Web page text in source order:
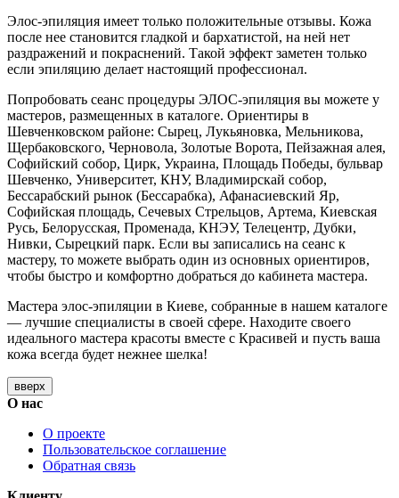
Элос-эпиляция имеет только положительные отзывы. Кожа
после нее становится гладкой и бархатистой, на ней нет
раздражений и покраснений. Такой эффект заметен только
если эпиляцию делает настоящий профессионал.
Попробовать сеанс процедуры ЭЛОС-эпиляция вы можете у
мастеров, размещенных в каталоге. Ориентиры в
Шевченковском районе: Сырец, Лукьяновка, Мельникова,
Щербаковского, Черновола, Золотые Ворота, Пейзажная алея,
Софийский собор, Цирк, Украина, Площадь Победы, бульвар
Шевченко, Университет, КНУ, Владимирскай собор,
Бессарабский рынок (Бессарабка), Афанасиевский Яр,
Софийская площадь, Сечевых Стрельцов, Артема, Киевская
Русь, Белорусская, Променада, КНЭУ, Телецентр, Дубки,
Нивки, Сырецкий парк. Если вы записались на сеанс к
мастеру, то можете выбрать один из основных ориентиров,
чтобы быстро и комфортно добраться до кабинета мастера.
Мастера элос-эпиляции в Киеве, собранные в нашем каталоге
— лучшие специалисты в своей сфере. Находите своего
идеального мастера красоты вместе с Красивей и пусть ваша
кожа всегда будет нежнее шелка!
вверх
О нас
О проекте
Пользовательское соглашение
Обратная связь